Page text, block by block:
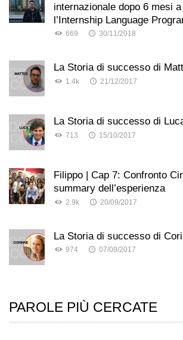
internazionale dopo 6 mesi
l’Internship Language
669 30/11/2018
La Storia di successo di
1.4k 21/12/2017
La Storia di successo di
713 15/10/2017
Filippo | Cap 7: Confronto
summary dell’esperienza
2.9k 20/09/2017
La Storia di successo di
974 07/09/2017
PAROLE PIÙ CERCATE